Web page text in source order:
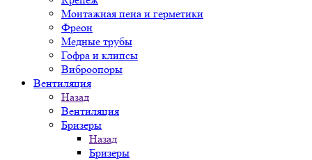
Монтажная пена и герметики
Фреон
Медные трубы
Гофра и клипсы
Виброопоры
Вентиляция
Назад
Вентиляция
Бризеры
Назад
Бризеры